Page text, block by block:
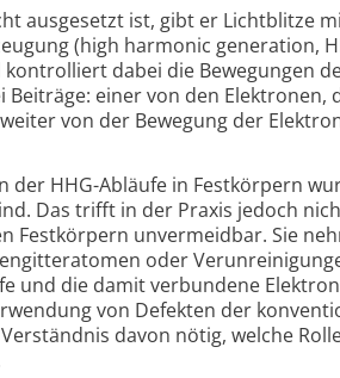
ausgesetzt ist, gibt er Lichtblitze
(high harmonic generation,
dabei die Bewegungen
einer von den Elektronen,
von der Bewegung der
HHG-Abläufe in Fest­körpern
Das trifft in der Praxis jedoch
Fest­körpern unver­meidbar. Sie
oder
und die damit verbundene
von Defekten der
davon nötig, welche